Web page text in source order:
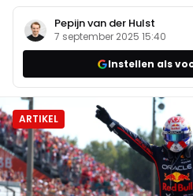
Pepijn van der Hulst
7 september 2025 15:40
Instellen als
ARTIKEL